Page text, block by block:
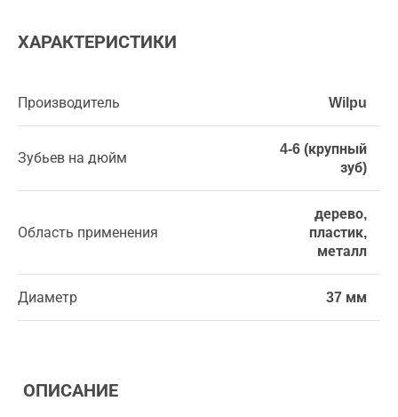
ХАРАКТЕРИСТИКИ
Производитель Wilpu
Зубьев на дюйм
4-6 (крупный
зуб)
Область применения
дерево,
пластик,
металл
Диаметр 37 мм
ОПИСАНИЕ